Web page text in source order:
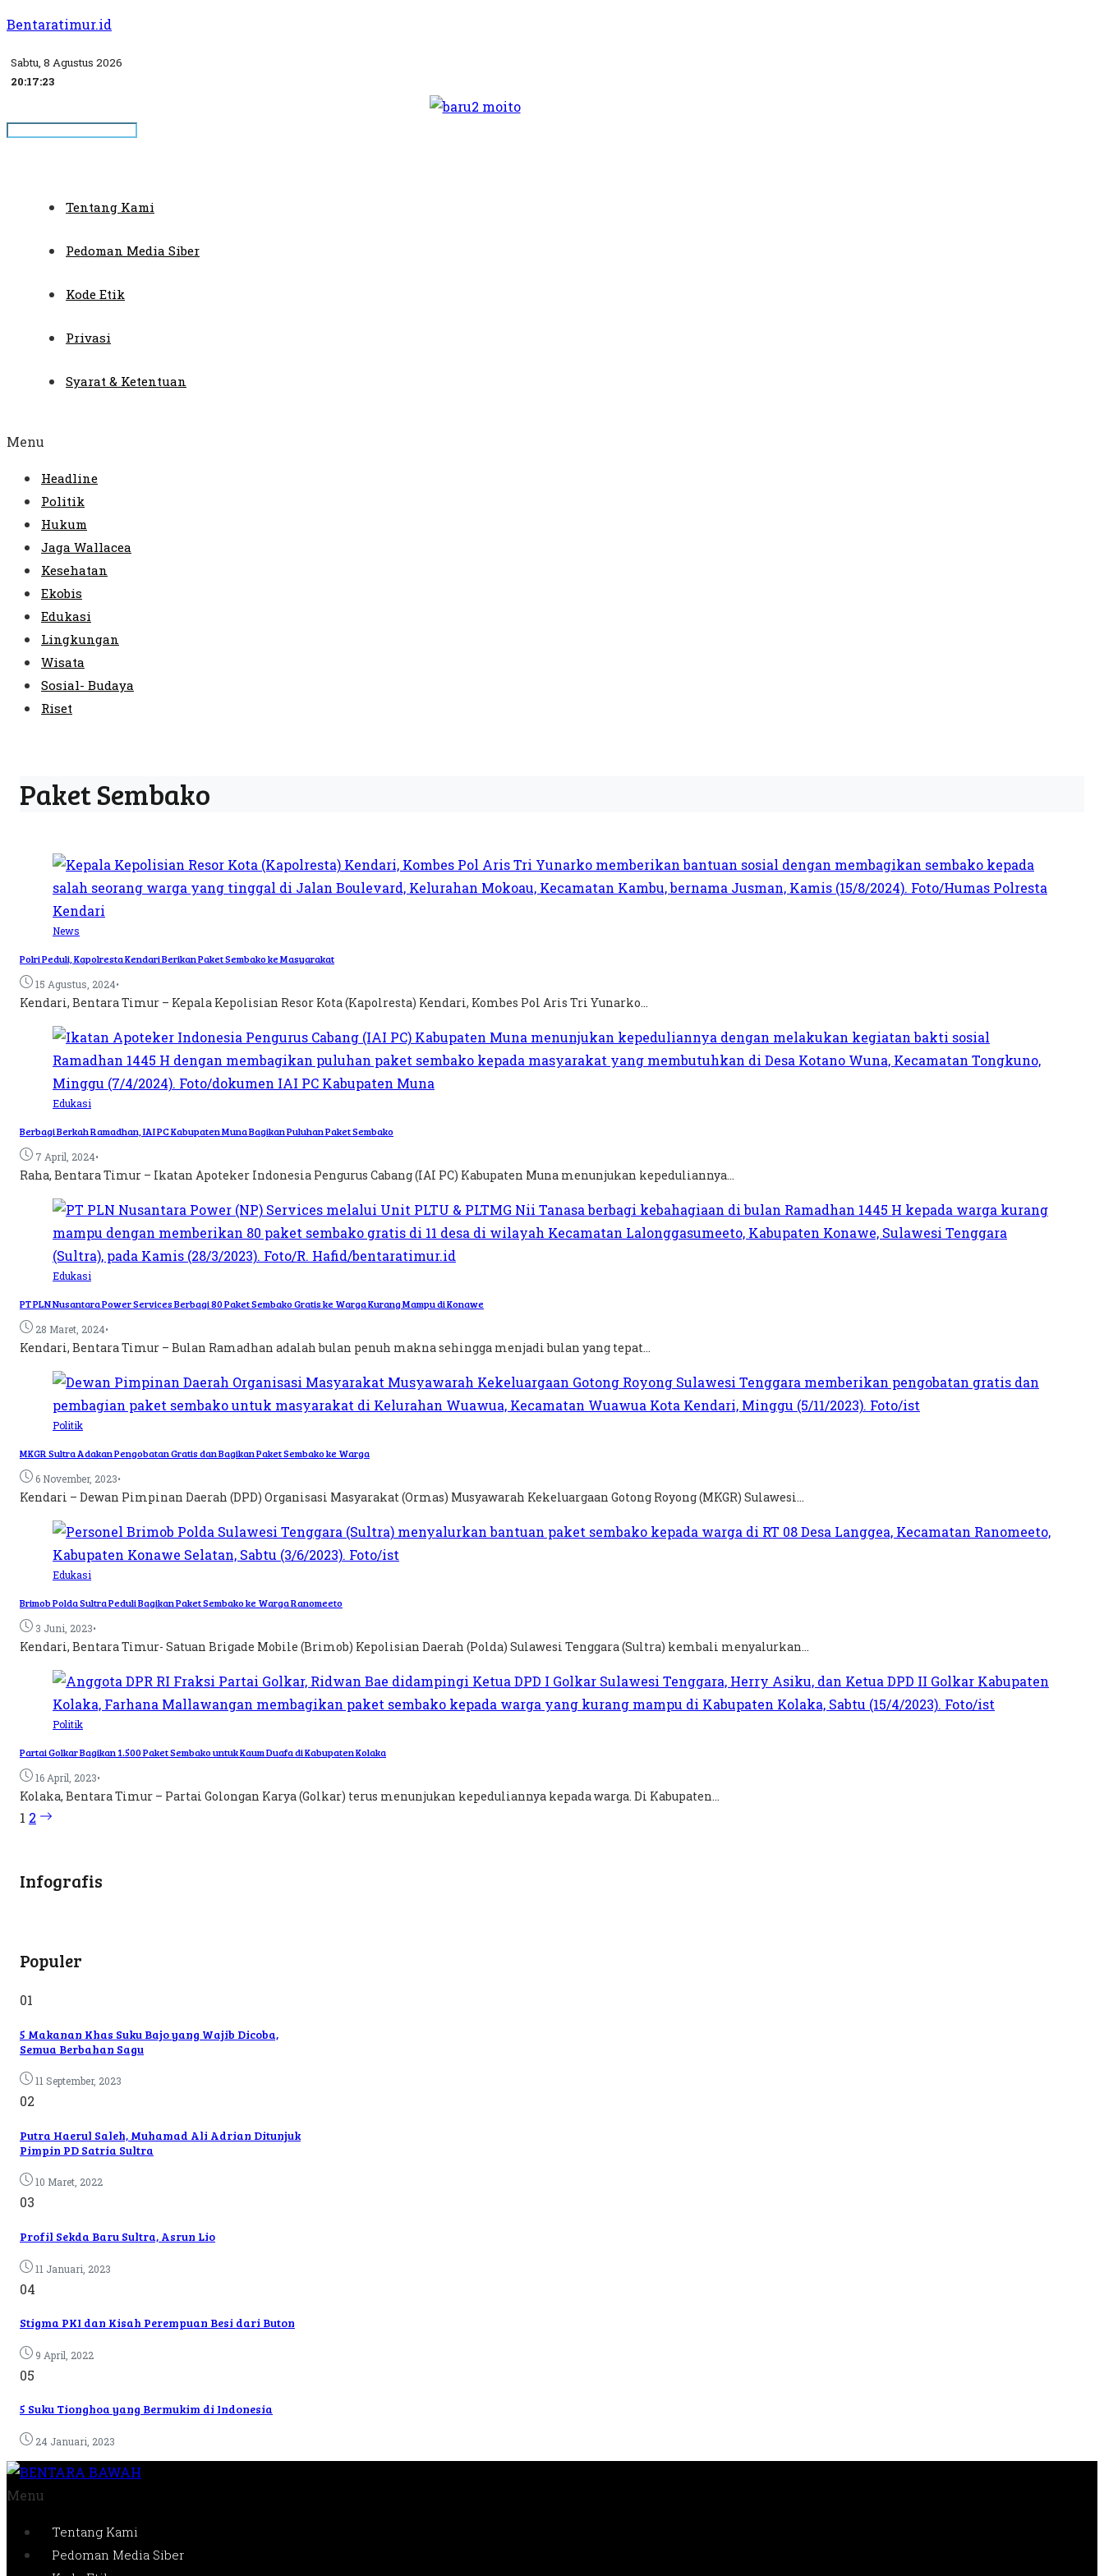
Bentaratimur.id
Sabtu, 8 Agustus 2026
20:17:23
Tentang Kami
Pedoman Media Siber
Kode Etik
Privasi
Syarat & Ketentuan
Menu
Headline
Politik
Hukum
Jaga Wallacea
Kesehatan
Ekobis
Edukasi
Lingkungan
Wisata
Sosial- Budaya
Riset
Paket Sembako
News
Polri Peduli, Kapolresta Kendari Berikan Paket Sembako ke Masyarakat
15 Agustus, 2024•
Kendari, Bentara Timur – Kepala Kepolisian Resor Kota (Kapolresta) Kendari, Kombes Pol Aris Tri Yunarko...
Edukasi
Berbagi Berkah Ramadhan, IAI PC Kabupaten Muna Bagikan Puluhan Paket Sembako
7 April, 2024•
Raha, Bentara Timur – Ikatan Apoteker Indonesia Pengurus Cabang (IAI PC) Kabupaten Muna menunjukan kepeduliannya...
Edukasi
PT PLN Nusantara Power Services Berbagi 80 Paket Sembako Gratis ke Warga Kurang Mampu di Konawe
28 Maret, 2024•
Kendari, Bentara Timur – Bulan Ramadhan adalah bulan penuh makna sehingga menjadi bulan yang tepat...
Politik
MKGR Sultra Adakan Pengobatan Gratis dan Bagikan Paket Sembako ke Warga
6 November, 2023•
Kendari – Dewan Pimpinan Daerah (DPD) Organisasi Masyarakat (Ormas) Musyawarah Kekeluargaan Gotong Royong (MKGR) Sulawesi...
Edukasi
Brimob Polda Sultra Peduli Bagikan Paket Sembako ke Warga Ranomeeto
3 Juni, 2023•
Kendari, Bentara Timur- Satuan Brigade Mobile (Brimob) Kepolisian Daerah (Polda) Sulawesi Tenggara (Sultra) kembali menyalurkan...
Politik
Partai Golkar Bagikan 1.500 Paket Sembako untuk Kaum Duafa di Kabupaten Kolaka
16 April, 2023•
Kolaka, Bentara Timur – Partai Golongan Karya (Golkar) terus menunjukan kepeduliannya kepada warga. Di Kabupaten...
1 2
Infografis
Populer
01
5 Makanan Khas Suku Bajo yang Wajib Dicoba,
Semua Berbahan Sagu
11 September, 2023
02
Putra Haerul Saleh, Muhamad Ali Adrian Ditunjuk
Pimpin PD Satria Sultra
10 Maret, 2022
03
Profil Sekda Baru Sultra, Asrun Lio
11 Januari, 2023
04
Stigma PKI dan Kisah Perempuan Besi dari Buton
9 April, 2022
05
5 Suku Tionghoa yang Bermukim di Indonesia
24 Januari, 2023
Menu
Tentang Kami
Pedoman Media Siber